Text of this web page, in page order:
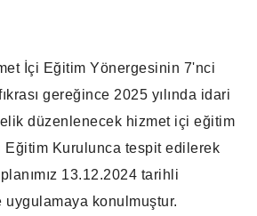
İçi Eğitim Yönergesinin 7'nci
gereğince 2025 yılında idari
düzenlenecek hizmet içi eğitim
Eğitim Kurulunca tespit edilerek
13.12.2024 tarihli
uygulamaya konulmuştur.